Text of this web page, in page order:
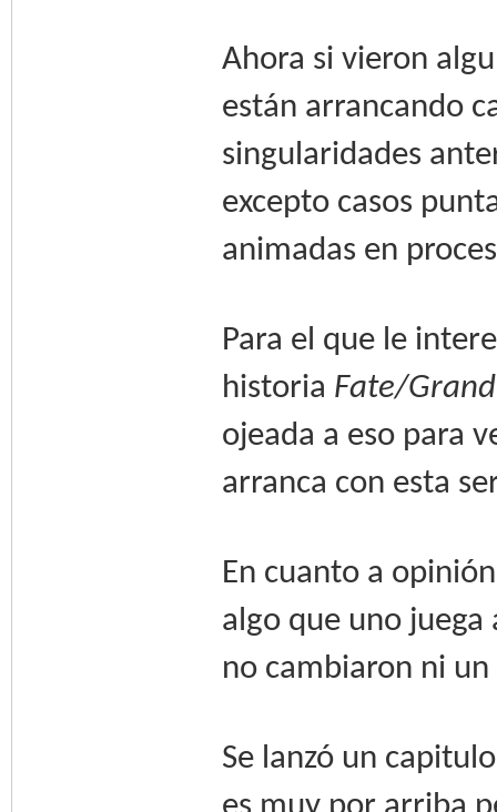
Ahora si vieron
están arrancando
singularidades
excepto casos
animadas en
Para el que le
historia Fate/
ojeada a eso para
arranca con esta
En cuanto a
algo que uno juega
no cambiaron ni
Se lanzó un